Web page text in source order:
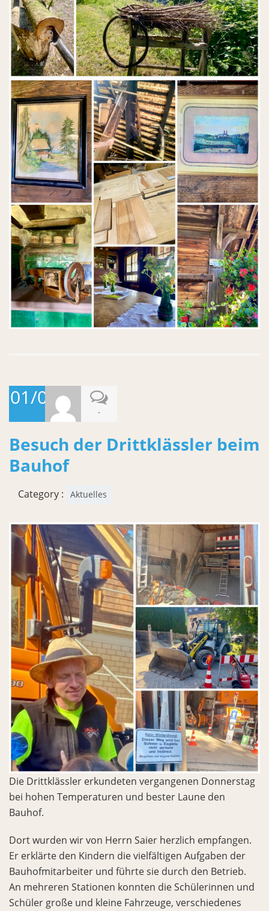
01/07/2026
-
Besuch der Drittklässler beim
Bauhof
Category : Aktuelles
Die Drittklässler erkundeten vergangenen Donnerstag
bei hohen Temperaturen und bester Laune den
Bauhof.
Dort wurden wir von Herrn Saier herzlich empfangen.
Er erklärte den Kindern die vielfältigen Aufgaben der
Bauhofmitarbeiter und führte sie durch den Betrieb.
An mehreren Stationen konnten die Schülerinnen und
Schüler große und kleine Fahrzeuge, verschiedenes